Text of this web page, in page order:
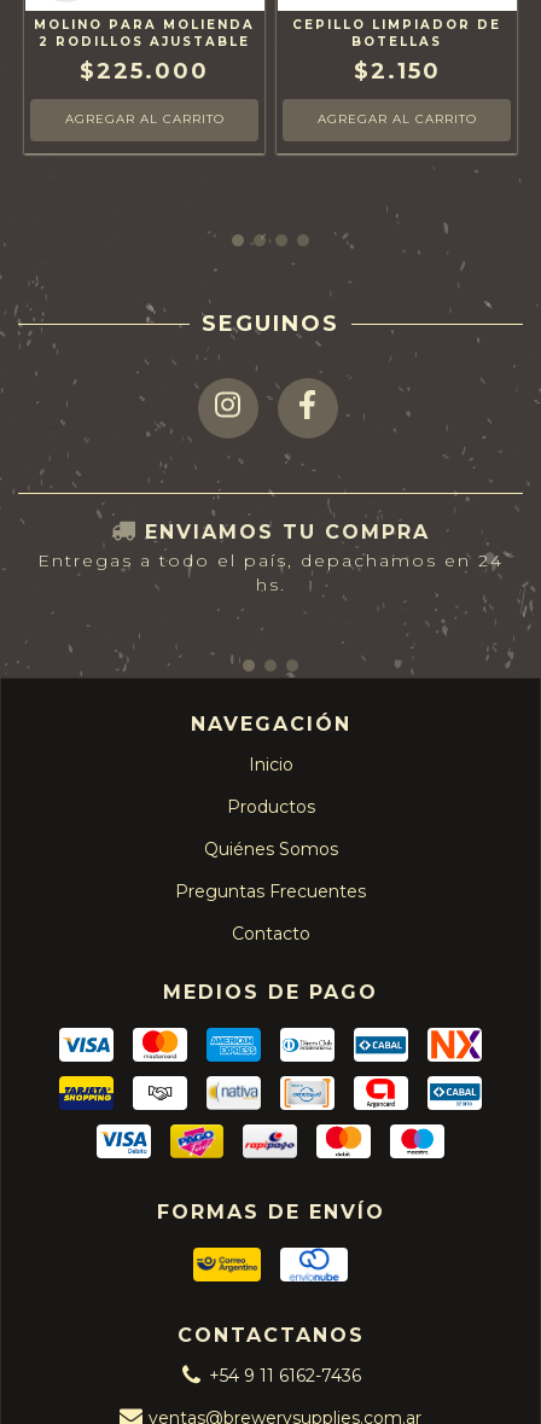
MOLINO PARA MOLIENDA
2 RODILLOS AJUSTABLE
$225.000
CEPILLO LIMPIADOR DE
BOTELLAS
$2.150
SEGUINOS
ENVIAMOS TU COMPRA
Entregas a todo el país, depachamos en 24
hs.
NAVEGACIÓN
Inicio
Productos
Quiénes Somos
Preguntas Frecuentes
Contacto
MEDIOS DE PAGO
FORMAS DE ENVÍO
CONTACTANOS
+54 9 11 6162-7436
ventas@brewerysupplies.com.ar